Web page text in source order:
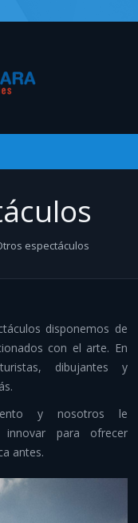
espectáculos
disponemos de
con el arte. En
dibujantes y
y nosotros le
innovar para ofrecer
antes.